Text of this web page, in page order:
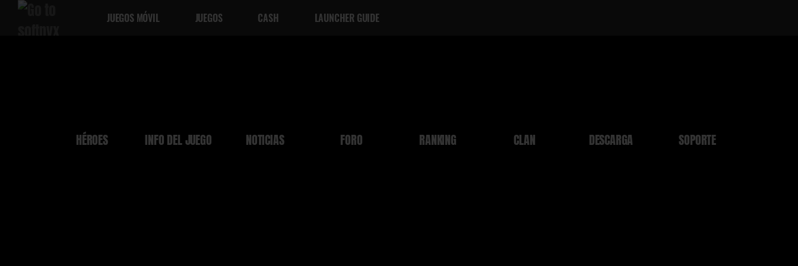
JUEGOS MÓVIL JUEGOS CASH LAUNCHER GUIDE
HÉROES INFO DEL JUEGO NOTICIAS FORO RANKING CLAN DESCARGA SOPORTE